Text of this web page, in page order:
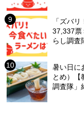
「ズバ
37,337票
らし調査
暑い日に
とめ）【
調査隊」